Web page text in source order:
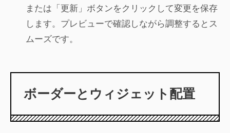
または「更新」ボタンをクリックして変更を保存
します。プレビューで確認しながら調整するとス
ムーズです。
ボーダーとウィジェット配置